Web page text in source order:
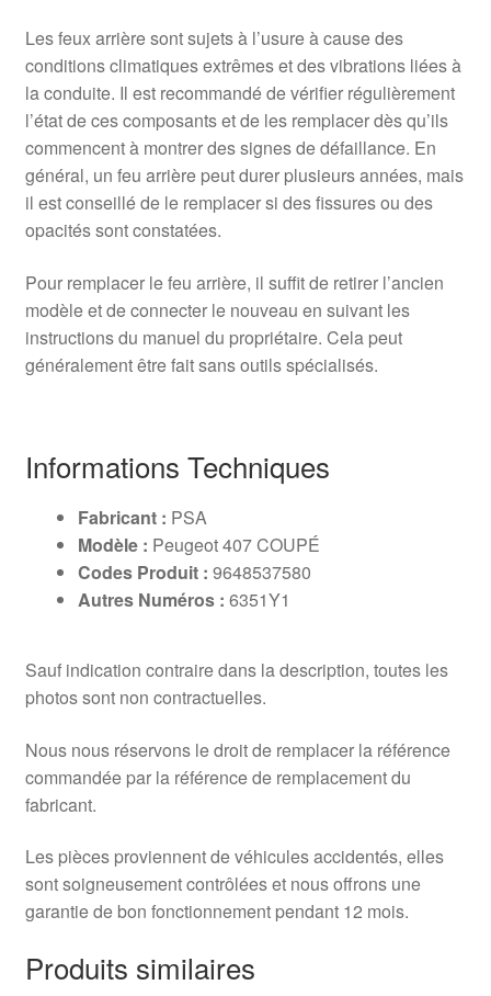
Les feux arrière sont sujets à l’usure à cause des
conditions climatiques extrêmes et des vibrations liées à
la conduite. Il est recommandé de vérifier régulièrement
l’état de ces composants et de les remplacer dès qu’ils
commencent à montrer des signes de défaillance. En
général, un feu arrière peut durer plusieurs années, mais
il est conseillé de le remplacer si des fissures ou des
opacités sont constatées.
Pour remplacer le feu arrière, il suffit de retirer l’ancien
modèle et de connecter le nouveau en suivant les
instructions du manuel du propriétaire. Cela peut
généralement être fait sans outils spécialisés.
Informations Techniques
Fabricant : PSA
Modèle : Peugeot 407 COUPÉ
Codes Produit : 9648537580
Autres Numéros : 6351Y1
Sauf indication contraire dans la description, toutes les
photos sont non contractuelles.
Nous nous réservons le droit de remplacer la référence
commandée par la référence de remplacement du
fabricant.
Les pièces proviennent de véhicules accidentés, elles
sont soigneusement contrôlées et nous offrons une
garantie de bon fonctionnement pendant 12 mois.
Produits similaires